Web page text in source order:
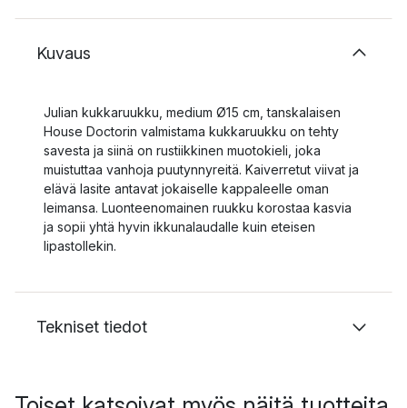
Kuvaus
Julian kukkaruukku, medium Ø15 cm, tanskalaisen
House Doctorin valmistama kukkaruukku on tehty
savesta ja siinä on rustiikkinen muotokieli, joka
muistuttaa vanhoja puutynnyreitä. Kaiverretut viivat ja
elävä lasite antavat jokaiselle kappaleelle oman
leimansa. Luonteenomainen ruukku korostaa kasvia
ja sopii yhtä hyvin ikkunalaudalle kuin eteisen
lipastollekin.
Tekniset tiedot